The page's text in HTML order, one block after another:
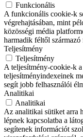
Funkcionális
A funkcionális cookie-k
végrehajtásában, mint
közösségi média
harmadik féltől
Teljesítmény
Teljesítmény
A teljesítmény-cookie-k
teljesítményindexeinek
segít jobb felhasználói
Analitikai
Analitikai
Az analitikai sütiket arra
lépnek kapcsolatba a
segítenek információt